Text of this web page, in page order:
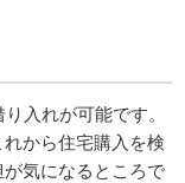
入れが可能です。
から住宅購入を検
気になるところで